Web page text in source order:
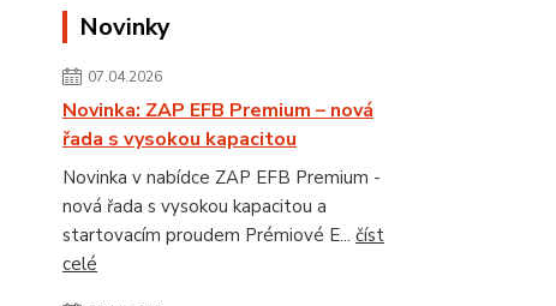
Novinky
07.04.2026
Novinka: ZAP EFB Premium – nová
řada s vysokou kapacitou
Novinka v nabídce ZAP EFB Premium -
nová řada s vysokou kapacitou a
startovacím proudem Prémiové E... číst
celé